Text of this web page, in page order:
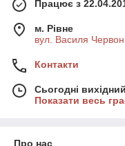
Працює з
м. Рівне
вул. Василя
Контакти
Сьогодні вихідний
Показати весь
Про нас